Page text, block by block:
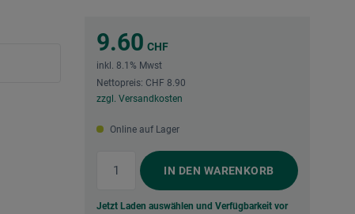
9.60 CHF
inkl. 8.1% Mwst
Nettopreis: CHF 8.90
zzgl. Versandkosten
Online auf Lager
IN DEN WARENKORB
Jetzt Laden auswählen und Verfügbarkeit vor